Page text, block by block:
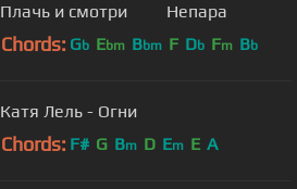
Плачь и смотри Непара
Chords: Gb Ebm Bbm F Db Fm Bb
Катя Лель - Огни
Chords: F# G Bm D Em E A